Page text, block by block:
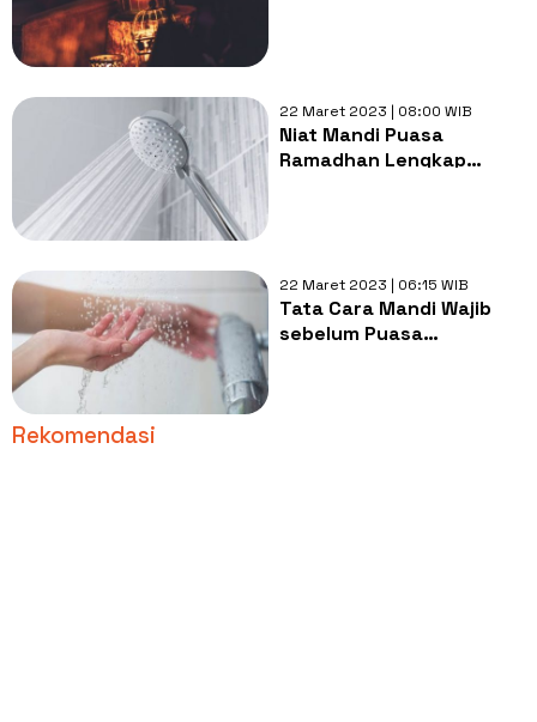
22 Maret 2023 | 08:00 WIB
Niat Mandi Puasa
Ramadhan Lengkap
22 Maret 2023 | 06:15 WIB
Tata Cara Mandi Wajib
sebelum Puasa
Rekomendasi